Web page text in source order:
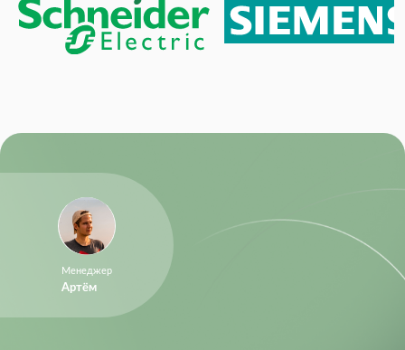
Менеджер
Артём